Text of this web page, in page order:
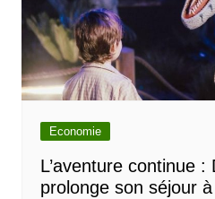
Economie
L’aventure continue :
prolonge son séjour